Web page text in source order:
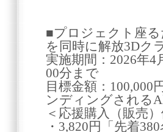
■プロジェクト座
を同時に解放3Dク
実施期間：2026年4
00分まで
目標金額：
ンディングされる
＜応援購入（販売）
・3,820円「先着